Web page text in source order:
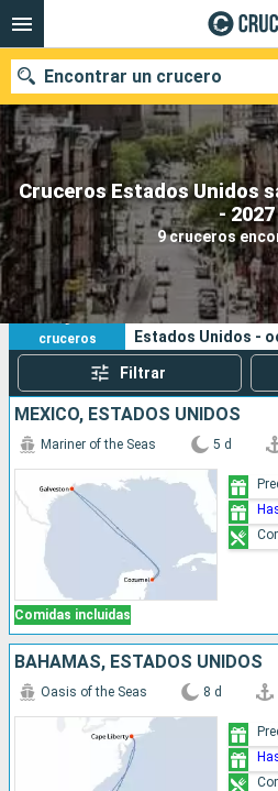
Cruceros Estados Unidos
- 2027
9 cruceros
Encontrar un crucero
Fecha de salida
9
cruceros
Sus criterios de
Estados Unidos -
Filtrar
MÉXICO, ESTADOS UNIDOS
Comidas incluidas
Mariner of the Seas 5 d
BAHAMAS, ESTADOS UNIDOS
Oasis of the Seas 8 d